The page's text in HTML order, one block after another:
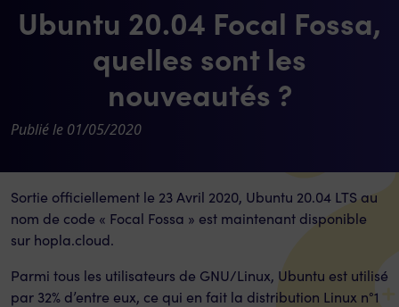
Ubuntu 20.04 Focal Fossa,
quelles sont les
nouveautés ?
Publié le 01/05/2020
Sortie officiellement le 23 Avril 2020, Ubuntu 20.04 LTS au
nom de code « Focal Fossa » est maintenant disponible
sur hopla.cloud.
Parmi tous les utilisateurs de GNU/Linux, Ubuntu est utilisé
par 32% d’entre eux, ce qui en fait la distribution Linux n°1